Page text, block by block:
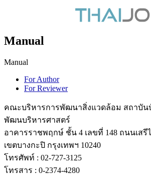
Manual
Manual
For Author
For Reviewer
คณะบริหารการพัฒนาสิ่งแวดล้อม สถาบั
พัฒนบริหารศาสตร์
อาคารราชพฤกษ์ ชั้น 4 เลขที่ 148 ถนนเส
เขตบางกะปิ กรุงเทพฯ 10240
โทรศัพท์ : 02-727-3125
โทรสาร : 0-2374-4280